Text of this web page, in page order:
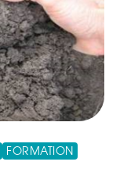
FORMATION